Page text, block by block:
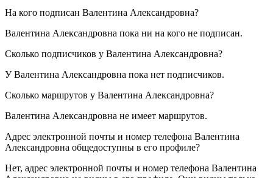
На кого подписан Валентина Александровна?
Валентина Александровна пока ни на кого не подписан.
Сколько подписчиков у Валентина Александровна?
У Валентина Александровна пока нет подписчиков.
Сколько маршрутов у Валентина Александровна?
Валентина Александровна не имеет маршрутов.
Адрес электронной почты и номер телефона Валентина
Александровна общедоступны в его профиле?
Нет, адрес электронной почты и номер телефона Валентина